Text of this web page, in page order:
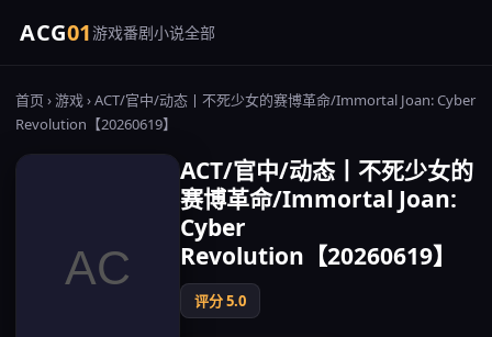
ACG01游戏番剧小说全部
首页 ›游戏› ACT/官中/动态丨不死少女的赛博革命/Immortal Joan: Cyber
Revolution【20260619】
ACT/官中/动态丨不死少女的
赛博革命/Immortal Joan:
Cyber
Revolution【20260619】
评分 5.0